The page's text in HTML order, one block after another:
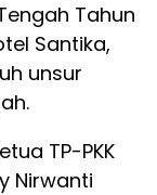
Tahun
Santika,
unsur
TP-PKK
Nirwanti